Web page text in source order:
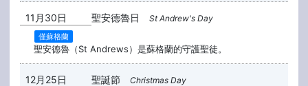
11月30日 聖安德魯日 St Andrew's Day
僅蘇格蘭
聖安德魯（St Andrews）是蘇格蘭的守護聖徒。
12月25日
聖誕節 Christmas Day